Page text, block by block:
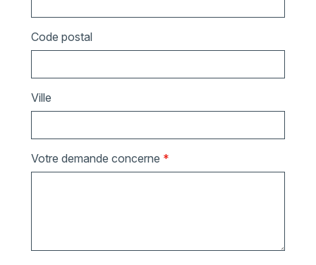
Code postal
Ville
Votre demande concerne *